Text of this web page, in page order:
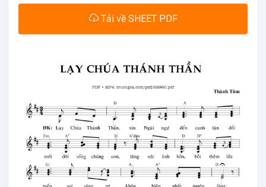
Tải về SHEET PDF